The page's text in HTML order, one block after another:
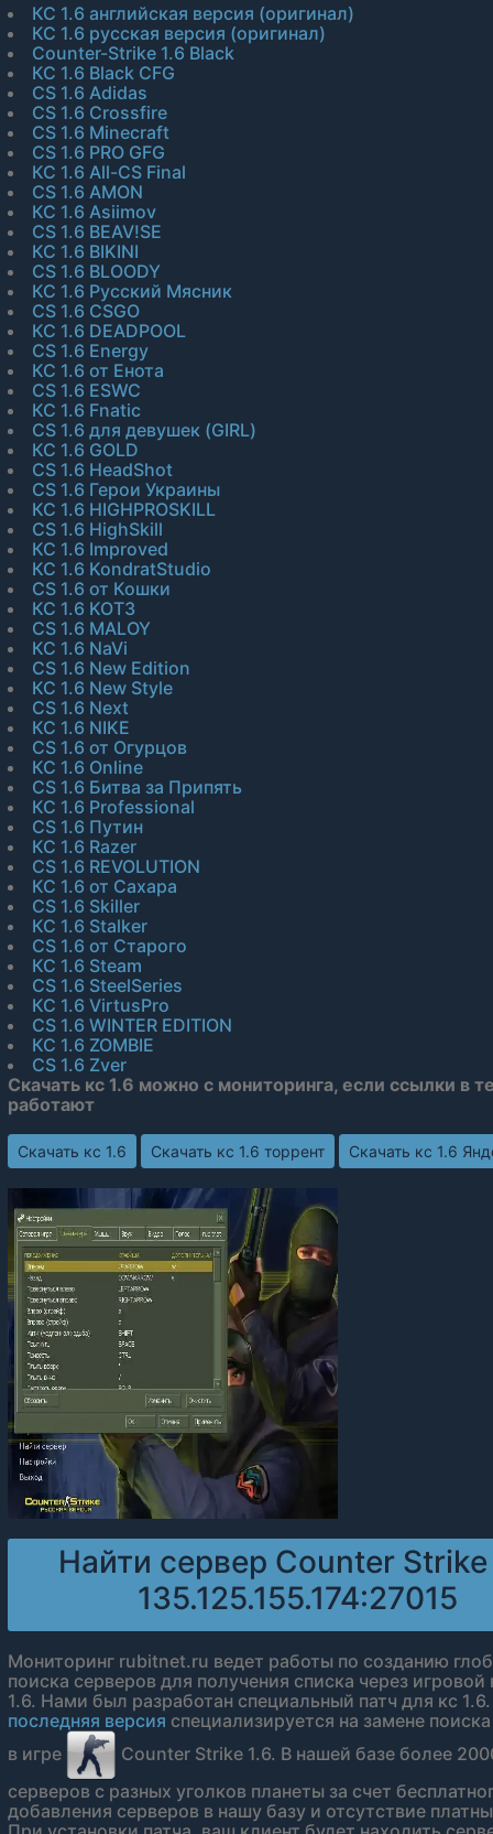
КС 1.6 английская версия (оригинал)
КС 1.6 русская версия (оригинал)
Counter-Strike 1.6 Black
КС 1.6 Black CFG
CS 1.6 Adidas
CS 1.6 Crossfire
CS 1.6 Minecraft
CS 1.6 PRO GFG
КС 1.6 All-CS Final
CS 1.6 AMON
КС 1.6 Asiimov
CS 1.6 BEAV!SE
КС 1.6 BIKINI
CS 1.6 BLOODY
КС 1.6 Русский Мясник
CS 1.6 CSGO
КС 1.6 DEADPOOL
CS 1.6 Energy
КС 1.6 от Енота
CS 1.6 ESWC
КС 1.6 Fnatic
CS 1.6 для девушек (GIRL)
КС 1.6 GOLD
CS 1.6 HeadShot
CS 1.6 Герои Украины
КС 1.6 HIGHPROSKILL
CS 1.6 HighSkill
КС 1.6 Improved
КС 1.6 KondratStudio
CS 1.6 от Кошки
КС 1.6 KOT3
CS 1.6 MALOY
КС 1.6 NaVi
CS 1.6 New Edition
КС 1.6 New Style
CS 1.6 Next
КС 1.6 NIKE
CS 1.6 от Огурцов
КС 1.6 Online
CS 1.6 Битва за Припять
КС 1.6 Professional
CS 1.6 Путин
КС 1.6 Razer
CS 1.6 REVOLUTION
КС 1.6 от Сахара
CS 1.6 Skiller
КС 1.6 Stalker
CS 1.6 от Старого
КС 1.6 Steam
CS 1.6 SteelSeries
КС 1.6 VirtusPro
CS 1.6 WINTER EDITION
КС 1.6 ZOMBIE
CS 1.6 Zver
Скачать кс 1.6 можно с мониторинга, если ссылки в
работают
Скачать кс 1.6 Скачать кс 1.6 торрент Скачать кс 1.6
Найти сервер Counter Strike
135.125.155.174:27015
Мониторинг rubitnet.ru ведет работы по созданию
поиска серверов для получения списка через игровой
1.6. Нами был разработан специальный патч для кс
последняя версия специализируется на замене
в игре
Counter Strike 1.6. В нашей базе более
серверов с разных уголков планеты за счет
добавления серверов в нашу базу и отсутствие